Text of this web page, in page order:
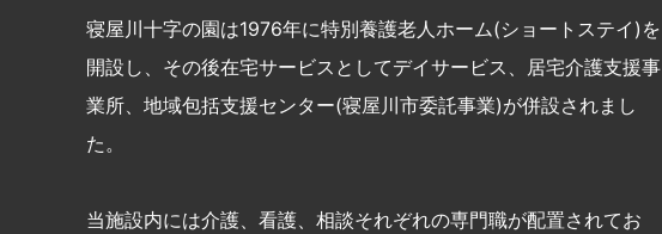
寝屋川十字の園は1976年に特別養護老人ホーム(ショートステイ)を
開設し、その後在宅サービスとしてデイサービス、居宅介護支援事
業所、地域包括支援センター(寝屋川市委託事業)が併設されまし
た。
当施設内には介護、看護、相談それぞれの専門職が配置されてお